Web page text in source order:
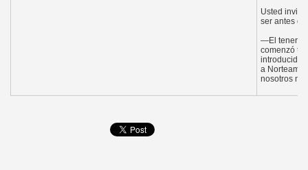
Usted invita
ser antes
—El tener
comenzó
a
nosotros no